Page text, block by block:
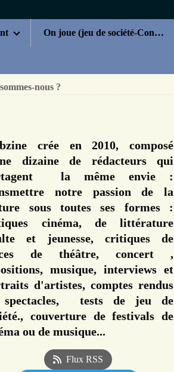
On joue (jeu de société-Concours)
nous ?
crée en 2010, composé
dizaine de rédacteurs qui
la même envie :
notre passion de la
sous toutes ses formes :
cinéma, de littérature
et jeunesse, critiques de
de théâtre, concert ,
musique, interviews et
d'artistes, comptes rendus
spectacles, tests de jeu de
couverture de festivals de
ou de musique...
Flux RSS